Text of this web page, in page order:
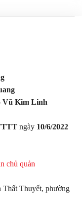
Vũ Kim Linh
ngày 10/6/2022
chủ quản
Thất Thuyết, phường